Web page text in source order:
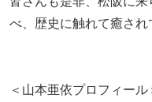
べ、歴史に触れて癒さ
＜山本亜依プロフィール